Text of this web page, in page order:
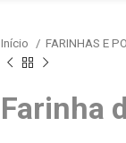
Início FARINHAS E
Farinha